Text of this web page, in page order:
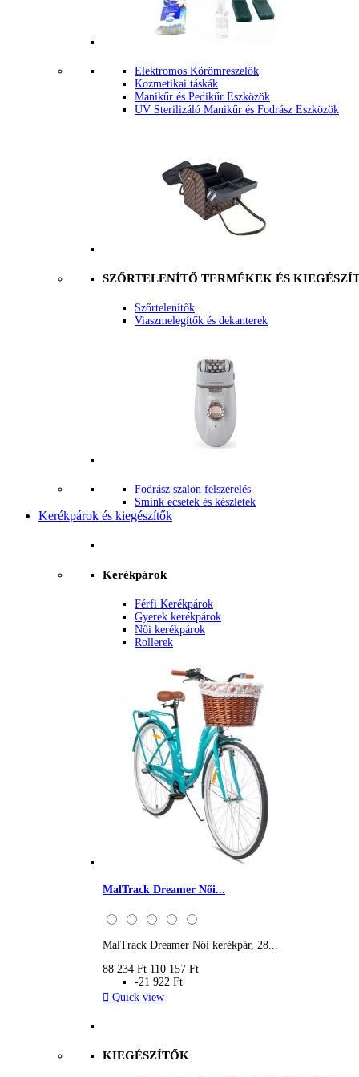
Elektromos Körömreszelők
Kozmetikai táskák
Manikűr és Pedikűr Eszközök
UV Sterilizáló Manikűr és Fodrász Eszközök
SZŐRTELENÍTŐ TERMÉKEK ÉS
Szőrtelenítők
Viaszmelegítők és dekanterek
Fodrász szalon felszerelés
Smink ecsetek és készletek
Kerékpárok és kiegészítők
Kerékpárok
Férfi Kerékpárok
Gyerek kerékpárok
Női kerékpárok
Rollerek
MalTrack Dreamer Női...
MalTrack Dreamer Női kerékpár, 28...
88 234 Ft 110 157 Ft
-21 922 Ft
 Quick view
KIEGÉSZÍTŐK